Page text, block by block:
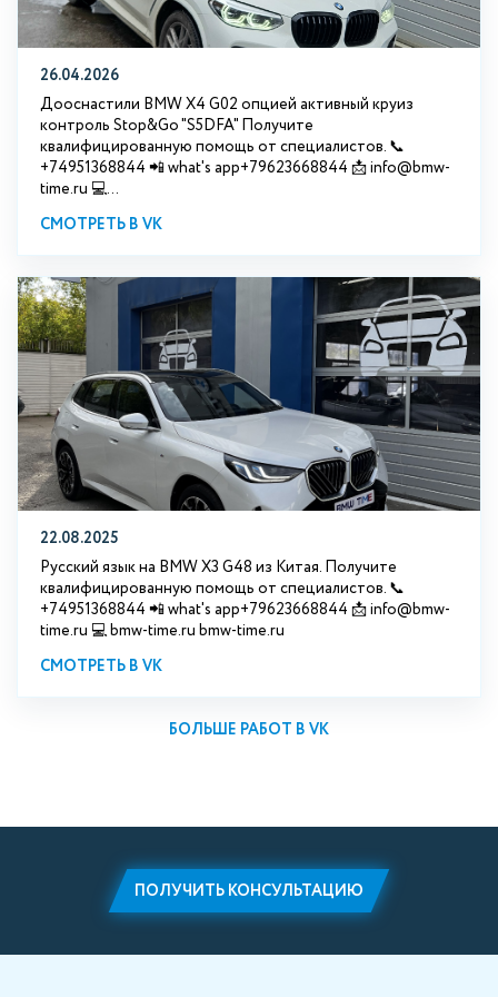
26.04.2026
Дооснастили BMW X4 G02 опцией активный круиз
контроль Stop&Go "S5DFA" Получите
квалифицированную помощь от специалистов. 📞
+74951368844 📲 what's app+79623668844 📩 info@bmw-
time.ru 💻...
СМОТРЕТЬ В VK
22.08.2025
Русский язык на BMW X3 G48 из Китая. Получите
квалифицированную помощь от специалистов. 📞
+74951368844 📲 what's app+79623668844 📩 info@bmw-
time.ru 💻 bmw-time.ru bmw-time.ru
СМОТРЕТЬ В VK
БОЛЬШЕ РАБОТ В VK
ПОЛУЧИТЬ КОНСУЛЬТАЦИЮ